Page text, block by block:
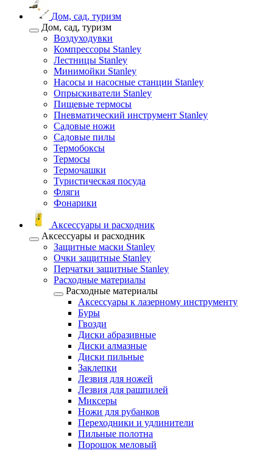
Дом, сад, туризм
Дом, сад, туризм
Воздуходувки
Компрессоры Stanley
Лестницы Stanley
Минимойки Stanley
Насосы и насосные станции Stanley
Опрыскиватели Stanley
Пищевые термосы
Пневматический инструмент Stanley
Садовые ножи
Садовые пилы
Термобоксы
Термосы
Термочашки
Туристическая посуда
Фляги
Фонарики
Аксессуары и расходник
Аксессуары и расходник
Защитные маски Stanley
Очки защитные Stanley
Перчатки защитные Stanley
Расходные материалы
Расходные материалы
Аксессуары к лазерному инструменту
Буры
Гвозди
Диски абразивные
Диски алмазные
Диски пильные
Заклепки
Лезвия для ножей
Лезвия для рашпилей
Миксеры
Ножи для рубанков
Переходники и удлинители
Пильные полотна
Порошок меловый